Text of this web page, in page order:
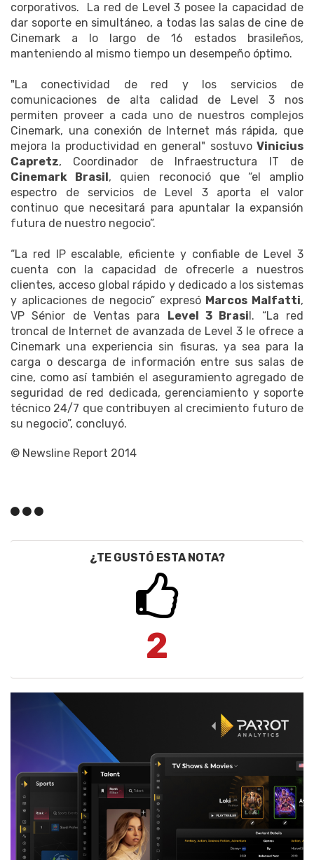
corporativos. La red de Level 3 posee la capacidad de
dar soporte en simultáneo, a todas las salas de cine de
Cinemark a lo largo de 16 estados brasileños,
manteniendo al mismo tiempo un desempeño óptimo.
"La conectividad de red y los servicios de
comunicaciones de alta calidad de Level 3 nos
permiten proveer a cada uno de nuestros complejos
Cinemark, una conexión de Internet más rápida, que
mejora la productividad en general" sostuvo Vinicius
Capretz, Coordinador de Infraestructura IT de
Cinemark Brasil, quien reconoció que “el amplio
espectro de servicios de Level 3 aporta el valor
continuo que necesitará para apuntalar la expansión
futura de nuestro negocio”.
“La red IP escalable, eficiente y confiable de Level 3
cuenta con la capacidad de ofrecerle a nuestros
clientes, acceso global rápido y dedicado a los sistemas
y aplicaciones de negocio” expresó Marcos Malfatti,
VP Sénior de Ventas para Level 3 Brasil. “La red
troncal de Internet de avanzada de Level 3 le ofrece a
Cinemark una experiencia sin fisuras, ya sea para la
carga o descarga de información entre sus salas de
cine, como así también el aseguramiento agregado de
seguridad de red dedicada, gerenciamiento y soporte
técnico 24/7 que contribuyen al crecimiento futuro de
su negocio”, concluyó.
© Newsline Report 2014
¿TE GUSTÓ ESTA NOTA?
2